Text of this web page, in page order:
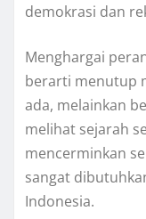
demokrasi dan
Menghargai
berarti menutup
ada, melainkan
melihat sejarah
mencerminkan
sangat
Indonesia.